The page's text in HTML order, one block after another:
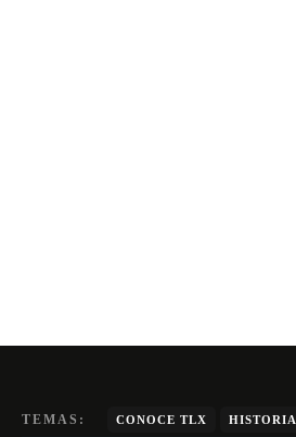
TEMAS: CONOCE TLX HISTORIA